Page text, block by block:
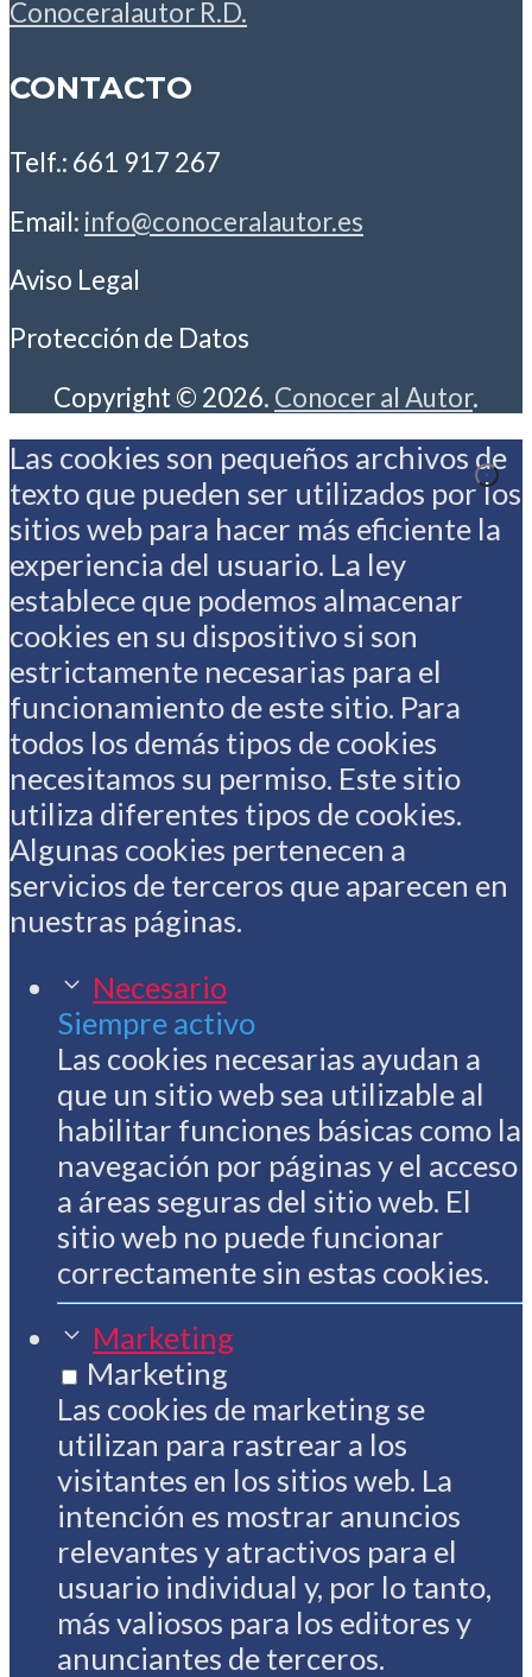
Conoceralautor R.D.
CONTACTO
Telf.: 661 917 267
Email: info@conoceralautor.es
Aviso Legal
Protección de Datos
Copyright © 2026. Conocer al Autor.
Las cookies son pequeños archivos de
texto que pueden ser utilizados por los
sitios web para hacer más eficiente la
experiencia del usuario. La ley
establece que podemos almacenar
cookies en su dispositivo si son
estrictamente necesarias para el
funcionamiento de este sitio. Para
todos los demás tipos de cookies
necesitamos su permiso. Este sitio
utiliza diferentes tipos de cookies.
Algunas cookies pertenecen a
servicios de terceros que aparecen en
nuestras páginas.
Necesario
Siempre activo
Las cookies necesarias ayudan a
que un sitio web sea utilizable al
habilitar funciones básicas como la
navegación por páginas y el acceso
a áreas seguras del sitio web. El
sitio web no puede funcionar
correctamente sin estas cookies.
Marketing
Marketing
Las cookies de marketing se
utilizan para rastrear a los
visitantes en los sitios web. La
intención es mostrar anuncios
relevantes y atractivos para el
usuario individual y, por lo tanto,
más valiosos para los editores y
anunciantes de terceros.